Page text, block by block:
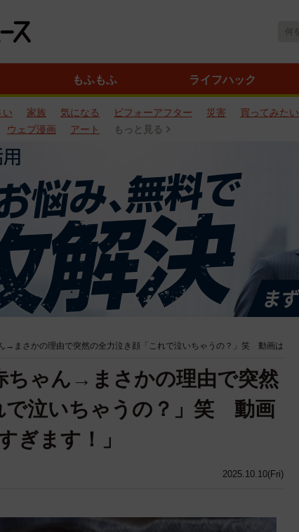
もふもふ ライフハック
い 家族 気になる ビフォーアフター 災害 買ってみたい
ウェブ漫画 アート もっと見る
→まさかの理由で突然の全力泣き顔「これで泣いちゃうの？」笑 動画は
2025.10.10(Fri)
ちゃん→まさかの理由で突然
で泣いちゃうの？」笑 動画
ぎます！」